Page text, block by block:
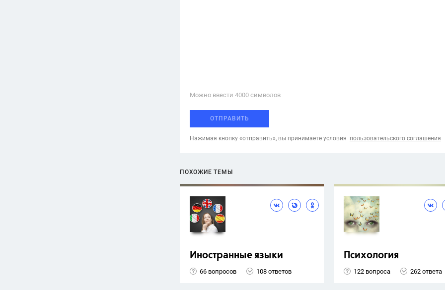
Можно ввести 4000 cимволов
ОТПРАВИТЬ
Нажимая кнопку «отправить», вы принимаете условия пользовательского соглашения
ПОХОЖИЕ ТЕМЫ
Иностранные языки
66 вопросов 108 ответов
Психология
122 вопроса 262 ответа